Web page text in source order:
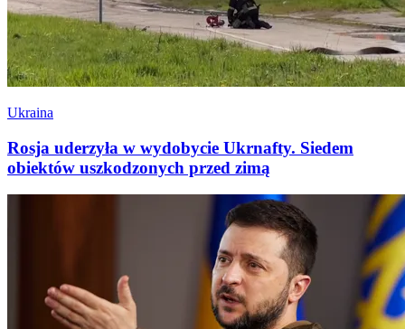
Ukraina
Rosja uderzyła w wydobycie Ukrnafty. Siedem
obiektów uszkodzonych przed zimą